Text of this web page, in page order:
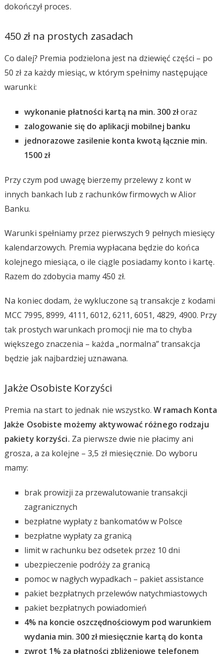
dokończył proces.
450 zł na prostych zasadach
Co dalej? Premia podzielona jest na dziewięć części – po
50 zł za każdy miesiąc, w którym spełnimy następujące
warunki:
wykonanie płatności kartą na min. 300 złoraz
zalogowanie się do aplikacji mobilnej banku
jednorazowe zasilenie konta kwotą łącznie min.
1500 zł
Przy czym pod uwagę bierzemy przelewy z kont w
innych bankach lub z rachunków firmowych w Alior
Banku.
Warunki spełniamy przez pierwszych 9 pełnych miesięcy
kalendarzowych. Premia wypłacana będzie do końca
kolejnego miesiąca, o ile ciągle posiadamy konto i kartę.
Razem do zdobycia mamy 450 zł.
Na koniec dodam, że wykluczone są transakcje z kodami
MCC 7995, 8999, 4111, 6012, 6211, 6051, 4829, 4900. Przy
tak prostych warunkach promocji nie ma to chyba
większego znaczenia – każda „normalna” transakcja
będzie jak najbardziej uznawana.
Jakże Osobiste Korzyści
Premia na start to jednak nie wszystko. W ramach Konta
Jakże Osobiste możemy aktywować różnego rodzaju
pakiety korzyści. Za pierwsze dwie nie płacimy ani
grosza, a za kolejne – 3,5 zł miesięcznie. Do wyboru
mamy:
brak prowizji za przewalutowanie transakcji
zagranicznych
bezpłatne wypłaty z bankomatów w Polsce
bezpłatne wypłaty za granicą
limit w rachunku bez odsetek przez 10 dni
ubezpieczenie podróży za granicą
pomoc w nagłych wypadkach – pakiet assistance
pakiet bezpłatnych przelewów natychmiastowych
pakiet bezpłatnych powiadomień
4% na koncie oszczędnościowym pod warunkiem
wydania min. 300 zł miesięcznie kartą do konta
zwrot 1% za płatności zbliżeniowe telefonem